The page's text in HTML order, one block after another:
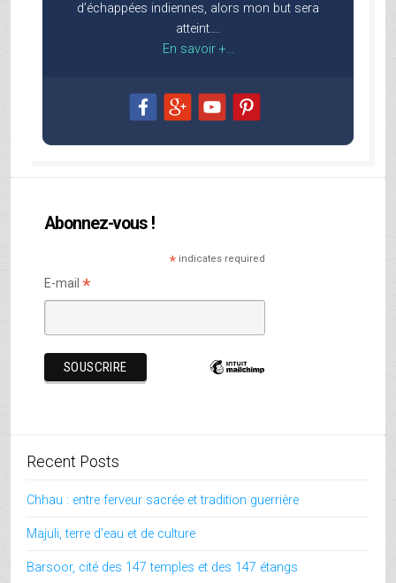
d’échappées indiennes, alors mon but sera
atteint….
En savoir +...
Abonnez-vous !
*indicates required
E-mail *
Recent Posts
Chhau : entre ferveur sacrée et tradition guerrière
Majuli, terre d’eau et de culture
Barsoor, cité des 147 temples et des 147 étangs